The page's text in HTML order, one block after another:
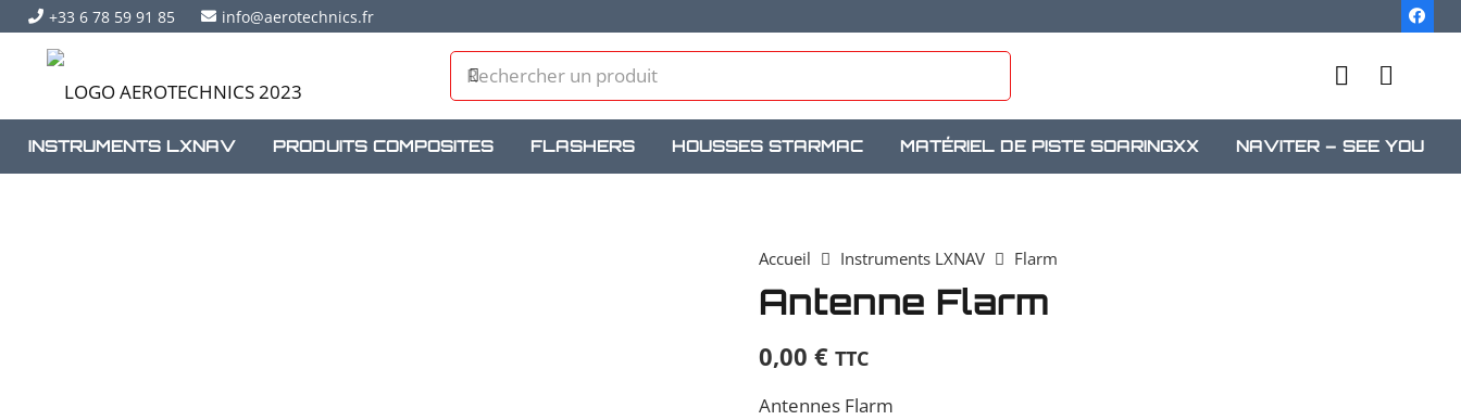
+33 6 78 59 91 85 info@aerotechnics.fr
INSTRUMENTS LXNAV PRODUITS COMPOSITES FLASHERS HOUSSES STARMAC MATÉRIEL DE PISTE SOARINGXX NAVITER – SEE YOU
Accueil Instruments LXNAV Flarm
Antenne Flarm
0,00 € TTC
Antennes Flarm